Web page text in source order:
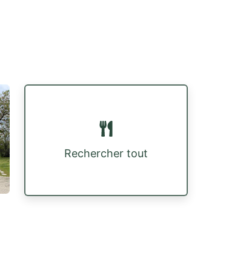
Rechercher tout